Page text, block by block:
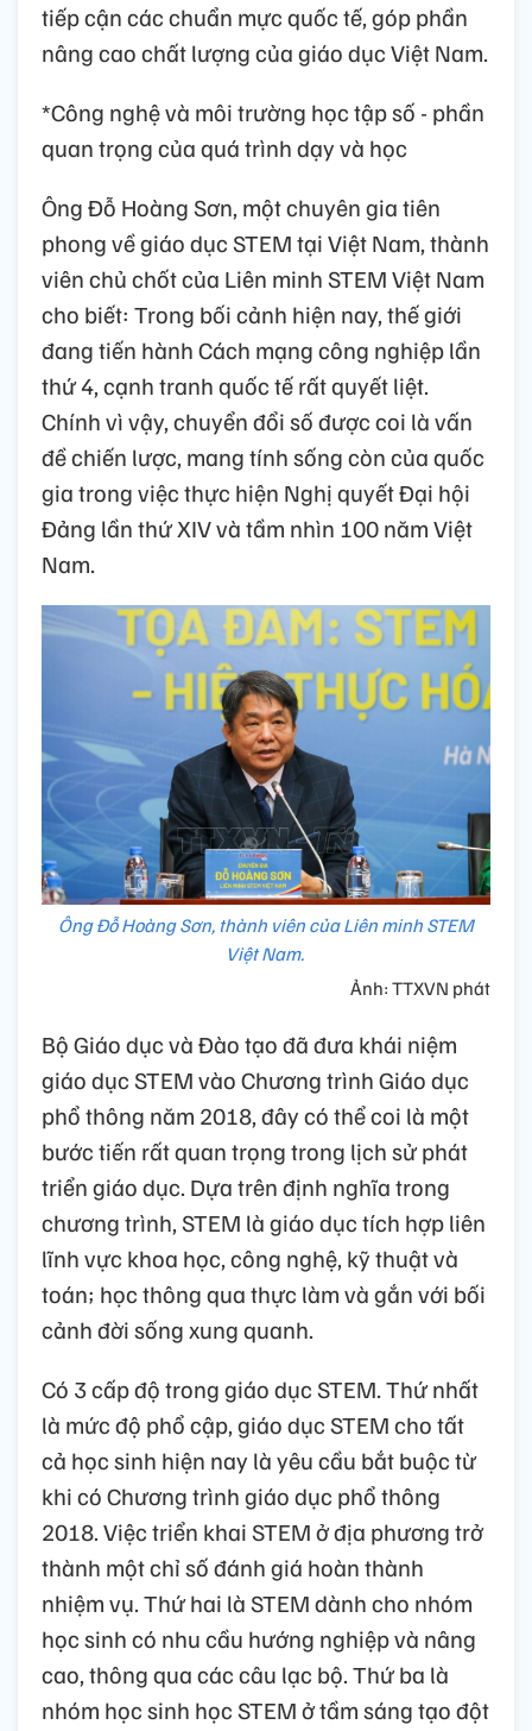
tiếp cận các chuẩn mực quốc tế, góp phần
nâng cao chất lượng của giáo dục Việt Nam.
*Công nghệ và môi trường học tập số - phần
quan trọng của quá trình dạy và học
Ông Đỗ Hoàng Sơn, một chuyên gia tiên
phong về giáo dục STEM tại Việt Nam, thành
viên chủ chốt của Liên minh STEM Việt Nam
cho biết: Trong bối cảnh hiện nay, thế giới
đang tiến hành Cách mạng công nghiệp lần
thứ 4, cạnh tranh quốc tế rất quyết liệt.
Chính vì vậy, chuyển đổi số được coi là vấn
đề chiến lược, mang tính sống còn của quốc
gia trong việc thực hiện Nghị quyết Đại hội
Đảng lần thứ XIV và tầm nhìn 100 năm Việt
Nam.
Ông Đỗ Hoàng Sơn, thành viên của Liên minh STEM
Việt Nam.
Ảnh: TTXVN phát
Bộ Giáo dục và Đào tạo đã đưa khái niệm
giáo dục STEM vào Chương trình Giáo dục
phổ thông năm 2018, đây có thể coi là một
bước tiến rất quan trọng trong lịch sử phát
triển giáo dục. Dựa trên định nghĩa trong
chương trình, STEM là giáo dục tích hợp liên
lĩnh vực khoa học, công nghệ, kỹ thuật và
toán; học thông qua thực làm và gắn với bối
cảnh đời sống xung quanh.
Có 3 cấp độ trong giáo dục STEM. Thứ nhất
là mức độ phổ cập, giáo dục STEM cho tất
cả học sinh hiện nay là yêu cầu bắt buộc từ
khi có Chương trình giáo dục phổ thông
2018. Việc triển khai STEM ở địa phương trở
thành một chỉ số đánh giá hoàn thành
nhiệm vụ. Thứ hai là STEM dành cho nhóm
học sinh có nhu cầu hướng nghiệp và nâng
cao, thông qua các câu lạc bộ. Thứ ba là
nhóm học sinh học STEM ở tầm sáng tạo đột